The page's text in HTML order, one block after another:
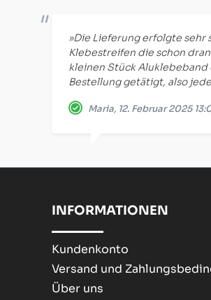
»Die Lieferung erfolgte sehr
Klebestreifen die schon
kleinen Stück Aluklebeband
Bestellung getätigt, also
Maria, 12. Februar 2025
INFORMATIONEN
Kundenkonto
Versand und
Über uns